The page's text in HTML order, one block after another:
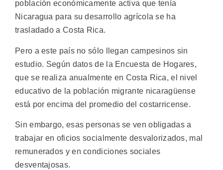
población económicamente activa que tenía
Nicaragua para su desarrollo agrícola se ha
trasladado a Costa Rica.
Pero a este país no sólo llegan campesinos sin
estudio. Según datos de la Encuesta de Hogares,
que se realiza anualmente en Costa Rica, el nivel
educativo de la población migrante nicaragüense
está por encima del promedio del costarricense.
Sin embargo, esas personas se ven obligadas a
trabajar en oficios socialmente desvalorizados, mal
remunerados y en condiciones sociales
desventajosas.